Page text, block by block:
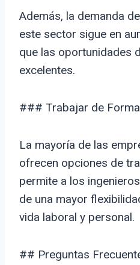
Además, la demanda
este sector sigue en
que las oportunidades
excelentes.
### Trabajar de
La mayoría de las
ofrecen opciones de
permite a los
de una mayor
vida laboral y personal.
## Preguntas